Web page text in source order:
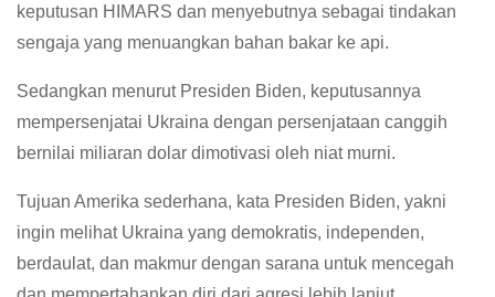
keputusan HIMARS dan menyebutnya sebagai tindakan
sengaja yang menuangkan bahan bakar ke api.
Sedangkan menurut Presiden Biden, keputusannya
mempersenjatai Ukraina dengan persenjataan canggih
bernilai miliaran dolar dimotivasi oleh niat murni.
Tujuan Amerika sederhana, kata Presiden Biden, yakni
ingin melihat Ukraina yang demokratis, independen,
berdaulat, dan makmur dengan sarana untuk mencegah